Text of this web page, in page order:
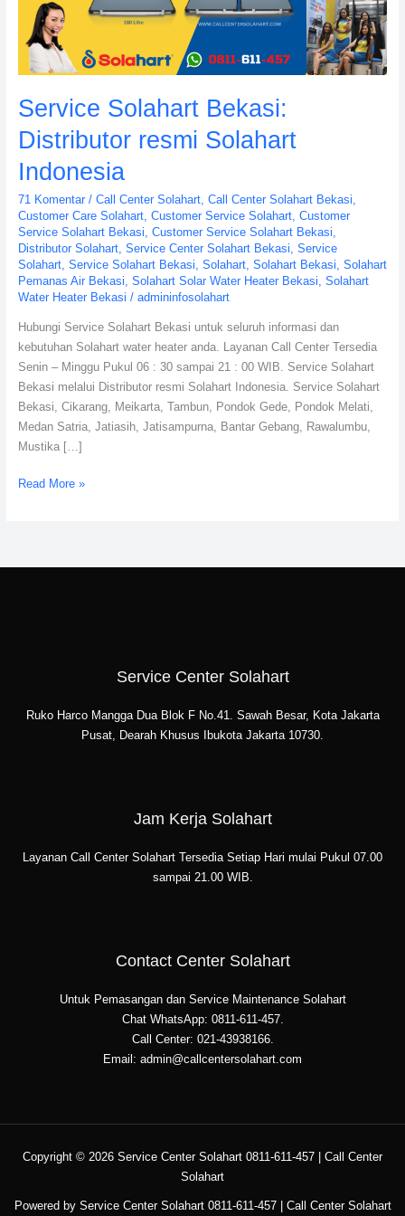
Service Solahart Bekasi:
Distributor resmi Solahart
Indonesia
71 Komentar / Call Center Solahart, Call Center Solahart Bekasi,
Customer Care Solahart, Customer Service Solahart, Customer
Service Solahart Bekasi, Customer Service Solahart Bekasi,
Distributor Solahart, Service Center Solahart Bekasi, Service
Solahart, Service Solahart Bekasi, Solahart, Solahart Bekasi, Solahart
Pemanas Air Bekasi, Solahart Solar Water Heater Bekasi, Solahart
Water Heater Bekasi / admininfosolahart
Hubungi Service Solahart Bekasi untuk seluruh informasi dan
kebutuhan Solahart water heater anda. Layanan Call Center Tersedia
Senin – Minggu Pukul 06 : 30 sampai 21 : 00 WIB. Service Solahart
Bekasi melalui Distributor resmi Solahart Indonesia. Service Solahart
Bekasi, Cikarang, Meikarta, Tambun, Pondok Gede, Pondok Melati,
Medan Satria, Jatiasih, Jatisampurna, Bantar Gebang, Rawalumbu,
Mustika […]
Indonesia
Read More »
Service Center Solahart
Ruko Harco Mangga Dua Blok F No.41. Sawah Besar, Kota Jakarta
Pusat, Dearah Khusus Ibukota Jakarta 10730.
Jam Kerja Solahart
Layanan Call Center Solahart Tersedia Setiap Hari mulai Pukul 07.00
sampai 21.00 WIB.
Contact Center Solahart
Untuk Pemasangan dan Service Maintenance Solahart
Chat WhatsApp: 0811-611-457.
Call Center: 021-43938166.
Email: admin@callcentersolahart.com
Copyright © 2026 Service Center Solahart 0811-611-457 | Call Center
Solahart
Powered by Service Center Solahart 0811-611-457 | Call Center Solahart